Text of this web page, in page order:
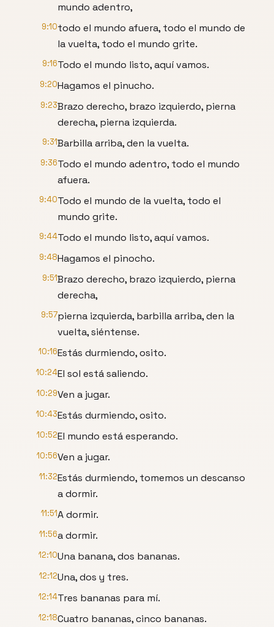
mundo adentro,
9:10todo el mundo afuera, todo el mundo de
la vuelta, todo el mundo grite.
9:16Todo el mundo listo, aquí vamos.
9:20Hagamos el pinucho.
9:23Brazo derecho, brazo izquierdo, pierna
derecha, pierna izquierda.
9:31Barbilla arriba, den la vuelta.
9:36Todo el mundo adentro, todo el mundo
afuera.
9:40Todo el mundo de la vuelta, todo el
mundo grite.
9:44Todo el mundo listo, aquí vamos.
9:48Hagamos el pinocho.
9:51Brazo derecho, brazo izquierdo, pierna
derecha,
9:57pierna izquierda, barbilla arriba, den la
vuelta, siéntense.
10:16Estás durmiendo, osito.
10:24El sol está saliendo.
10:29Ven a jugar.
10:43Estás durmiendo, osito.
10:52El mundo está esperando.
10:56Ven a jugar.
11:32Estás durmiendo, tomemos un descanso
a dormir.
11:51A dormir.
11:56a dormir.
12:10Una banana, dos bananas.
12:12Una, dos y tres.
12:14Tres bananas para mí.
12:18Cuatro bananas, cinco bananas.